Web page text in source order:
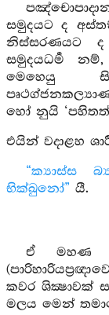
සමුදයට ද
නිස්සරණයට
සමුදයධර්‍ම
මෙහෙයු
හෝ නුයි
එයින් වදාළහ
“ක්‍යාස්ස
භික්ඛුනෝ” යී.
ඒ මහණ
කවර ශික්‍ෂාවක්
මලය මෙන්